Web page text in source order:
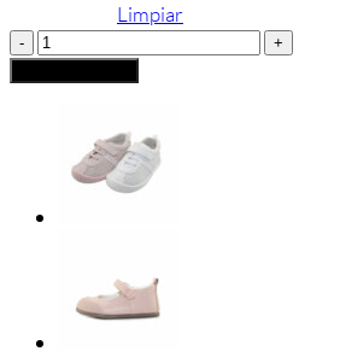
Limpiar
Andanines
Zapato
Sandalia
Velcro
cantidad